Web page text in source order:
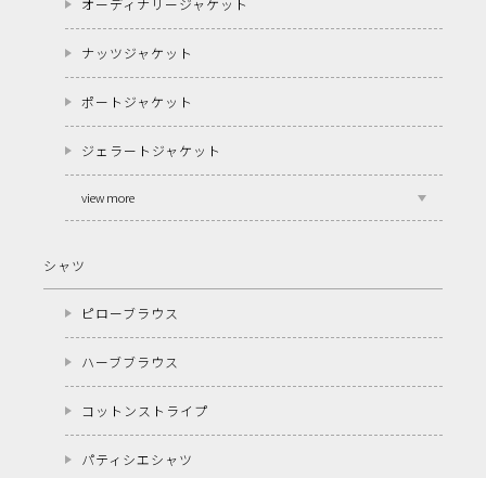
オーディナリージャケット
ナッツジャケット
ポートジャケット
ジェラートジャケット
view more
シャツ
ピローブラウス
ハーブブラウス
コットンストライプ
パティシエシャツ